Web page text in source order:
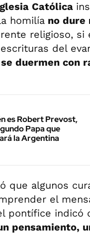
Católica
homilía no dure
religioso, si
del
duermen con
es Robert Prevost,
Papa que
la Argentina
que algunos
el
pontífice indicó
pensamiento,